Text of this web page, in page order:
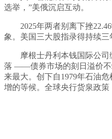
选举，”美俄沉启互动。
2025年两者别离下挫
象。美国三大股指录得持续
摩根士丹利本钱国际公司编
落 ——债券市场的刻日溢价不
来最大。创下自1979年石油
增的等候。全球央行货泉政策